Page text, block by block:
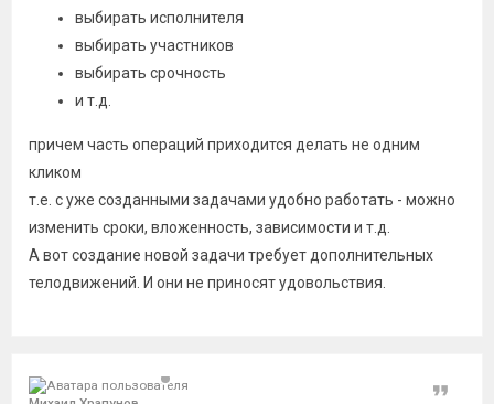
выбирать исполнителя
выбирать участников
выбирать срочность
и т.д.
причем часть операций приходится делать не одним
кликом
т.е. с уже созданными задачами удобно работать - можно
изменить сроки, вложенность, зависимости и т.д.
А вот создание новой задачи требует дополнительных
телодвижений. И они не приносят удовольствия.
Цитата